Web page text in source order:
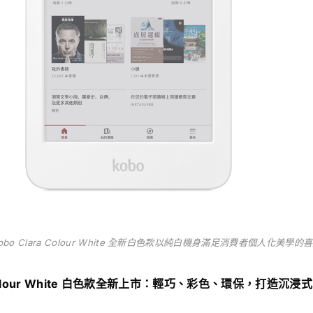
Clara Colour White 全新白色款以純白機身滿足消費者個人化美學的
White 白色款全新上市：輕巧、彩色、環保，打造沉浸